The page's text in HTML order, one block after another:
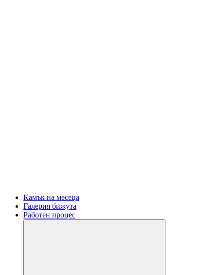
Камък на месеца
Галерия бижута
Работен процес